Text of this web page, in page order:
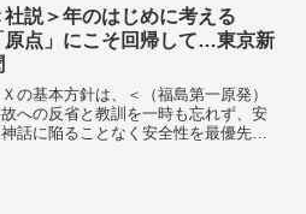
自然エネルギー財団」が過去に行った
ンポジウムでの資料。
社説＞年のはじめに考える
原点」にこそ回帰して…東京新
Ｘの基本方針は、＜（福島第一原発）
への反省と教訓を一時も忘れず、安
話に陥ることなく安全性を最優先す